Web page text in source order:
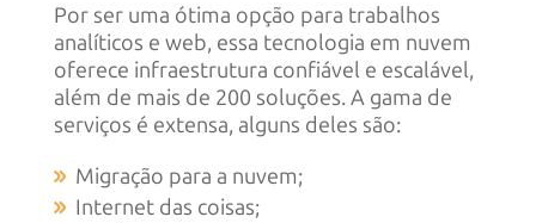
Por ser uma ótima opção para trabalhos
analíticos e web, essa tecnologia em nuvem
oferece infraestrutura confiável e escalável,
além de mais de 200 soluções. A gama de
serviços é extensa, alguns deles são:
Migração para a nuvem;
Internet das coisas;